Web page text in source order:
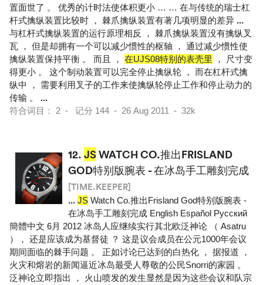
置面世了 。 优秀的计时法使体积更小 … … 在与传统的瑞士杠
杆式擒纵装置比较时 ， 棘爪擒纵装置有著几项明显的差异 ...
与杠杆式擒纵装置的运行原理相反 ， 棘爪擒纵装置没有擒纵叉
瓦 ， 但是却拥有一个可以减少惯性的枢轴 ， 通过减少惯性使
擒纵装置保持平衡 。 而且 ， 在UJS08特别的表壳里
， 尺寸变
得更小 。 这个制动装置可以完全停止擒纵轮 ， 而在杠杆式擒
纵中 ， 需要利用叉子的工作来使擒纵轮停止工作和停止动力的
传输 。 ...
符合词目： 2 - 记分 144 - 26 Aug 2011 - 32k
12. JSWATCH CO.推出FRISLAND
GOD特别版腕表 - 在冰岛手工雕刻完成
[TIME.KEEPER]
... JS Watch Co.推出Frisland God特别版腕表 -
在冰岛手工雕刻完成 English Español Pусский
簡體中文 6月 2012 冰岛人应继续实行其北欧泛神论 （ Asatru
）， 还是应该成为基督徒 ？ 这是议会成员在公元1000年会议
期间面临的棘手问题 。 正如讨论已达到的白热化 ， 据报道 ，
火灾和熔岩的新闻逼近冰岛最受人尊敬的公民Snorri的家园 。
泛神论立即指出 ， 火山喷发的发生显然是因为这些会议和队宗